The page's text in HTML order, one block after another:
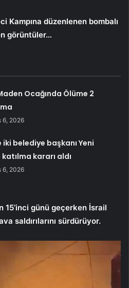
Kampına düzenlenen bombalı
görüntüler…
Ocağında Ölüme 2
6, 2026
iki belediye başkanı Yeni
katılma kararı aldı
6, 2026
15’inci günü geçerken İsrail
saldırılarını sürdürüyor.